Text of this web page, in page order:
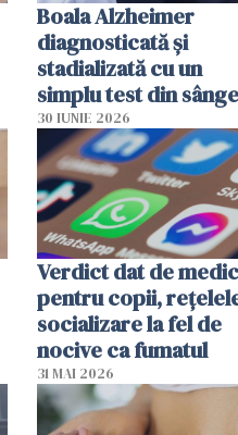
Boala Alzheimer
diagnosticată și
stadializată cu un
simplu test din sânge
30 IUNIE 2026
Verdict dat de
pentru copii,
socializare la fel de
nocive ca fumatul
31 MAI 2026